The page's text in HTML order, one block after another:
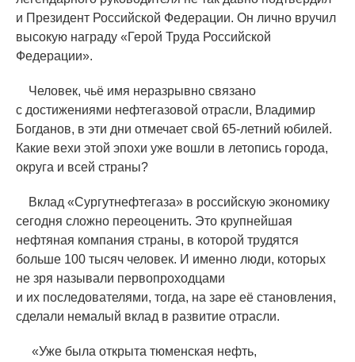
и Президент Российской Федерации. Он лично вручил
высокую награду «Герой Труда Российской
Федерации».
Человек, чьё имя неразрывно связано
с достижениями нефтегазовой отрасли, Владимир
Богданов, в эти дни отмечает свой 65-летний юбилей.
Какие вехи этой эпохи уже вошли в летопись города,
округа и всей страны?
Вклад «Сургутнефтегаза» в российскую экономику
сегодня сложно переоценить. Это крупнейшая
нефтяная компания страны, в которой трудятся
больше 100 тысяч человек. И именно люди, которых
не зря называли первопроходцами
и их последователями, тогда, на заре её становления,
сделали немалый вклад в развитие отрасли.
«Уже была открыта тюменская нефть,